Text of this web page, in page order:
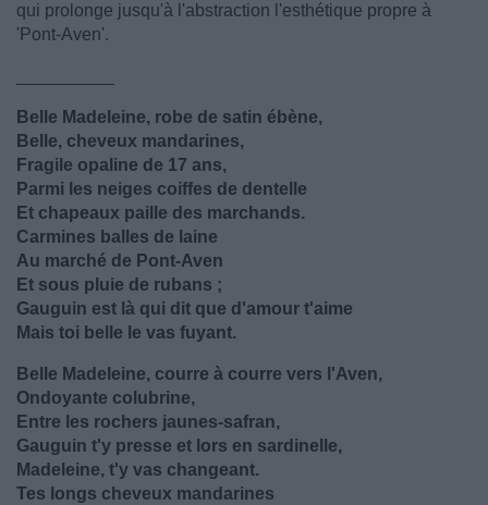
qui prolonge jusqu'à l'abstraction l'esthétique propre à
'Pont-Aven'.
Belle Madeleine, robe de satin ébène,
Belle, cheveux mandarines,
Fragile opaline de 17 ans,
Parmi les neiges coiffes de dentelle
Et chapeaux paille des marchands.
Carmines balles de laine
Au marché de Pont-Aven
Et sous pluie de rubans ;
Gauguin est là qui dit que d'amour t'aime
Mais toi belle le vas fuyant.
Belle Madeleine, courre à courre vers l'Aven,
Ondoyante colubrine,
Entre les rochers jaunes-safran,
Gauguin t'y presse et lors en sardinelle,
Madeleine, t'y vas changeant.
Tes longs cheveux mandarines